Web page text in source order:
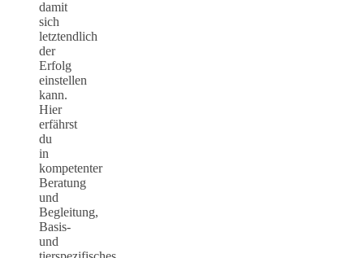
damit
sich
letztendlich
der
Erfolg
einstellen
kann.
Hier
erfährst
du
in
kompetenter
Beratung
und
Begleitung,
Basis-
und